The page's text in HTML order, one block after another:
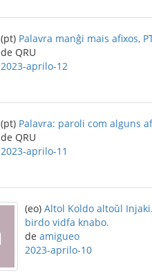
(pt) Palavra manĝi mais afixos,
de QRU
2023-aprilo-12
(pt) Palavra: paroli com alguns
de QRU
2023-aprilo-11
(eo) Altol Koldo altoŭl
birdo vidfa knabo.
de amigueo
2023-aprilo-10